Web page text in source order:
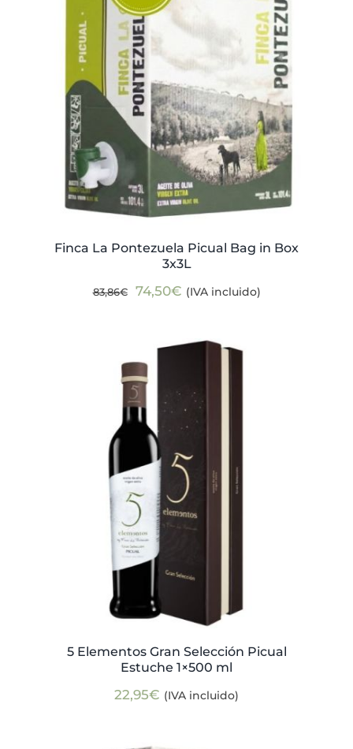
Finca La Pontezuela Picual Bag in Box
3x3L
83,86€
El
83,86€.
74,50€El(IVA incluido)
5 Elementos Gran Selección Picual
Estuche 1×500 ml
22,95€ (IVA incluido)